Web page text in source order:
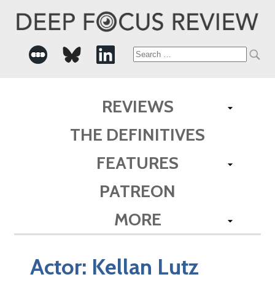
Search
REVIEWS
THE DEFINITIVES
FEATURES
PATREON
MORE
Actor: Kellan Lutz